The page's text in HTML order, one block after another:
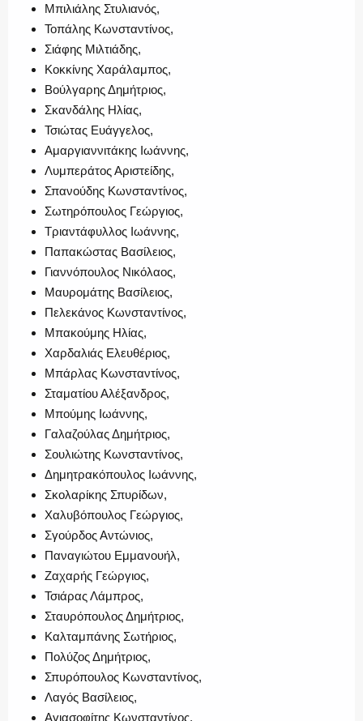
Μπιλιάλης Στυλιανός,
Τοπάλης Κωνσταντίνος,
Σιάφης Μιλτιάδης,
Κοκκίνης Χαράλαμπος,
Βούλγαρης Δημήτριος,
Σκανδάλης Ηλίας,
Τσιώτας Ευάγγελος,
Αμαργιαννιτάκης Ιωάννης,
Λυμπεράτος Αριστείδης,
Σπανούδης Κωνσταντίνος,
Σωτηρόπουλος Γεώργιος,
Τριαντάφυλλος Ιωάννης,
Παπακώστας Βασίλειος,
Γιαννόπουλος Νικόλαος,
Μαυρομάτης Βασίλειος,
Πελεκάνος Κωνσταντίνος,
Μπακούμης Ηλίας,
Χαρδαλιάς Ελευθέριος,
Μπάρλας Κωνσταντίνος,
Σταματίου Αλέξανδρος,
Μπούμης Ιωάννης,
Γαλαζούλας Δημήτριος,
Σουλιώτης Κωνσταντίνος,
Δημητρακόπουλος Ιωάννης,
Σκολαρίκης Σπυρίδων,
Χαλυβόπουλος Γεώργιος,
Σγούρδος Αντώνιος,
Παναγιώτου Εμμανουήλ,
Ζαχαρής Γεώργιος,
Τσιάρας Λάμπρος,
Σταυρόπουλος Δημήτριος,
Καλταμπάνης Σωτήριος,
Πολύζος Δημήτριος,
Σπυρόπουλος Κωνσταντίνος,
Λαγός Βασίλειος,
Αγιασοφίτης Κωνσταντίνος,